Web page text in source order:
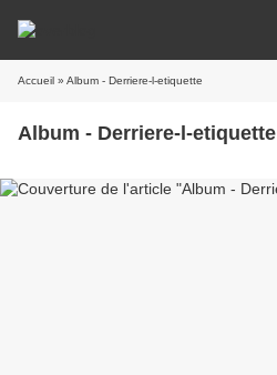
Accueil » Album - Derriere-l-etiquette
Album - Derriere-l-etiquette